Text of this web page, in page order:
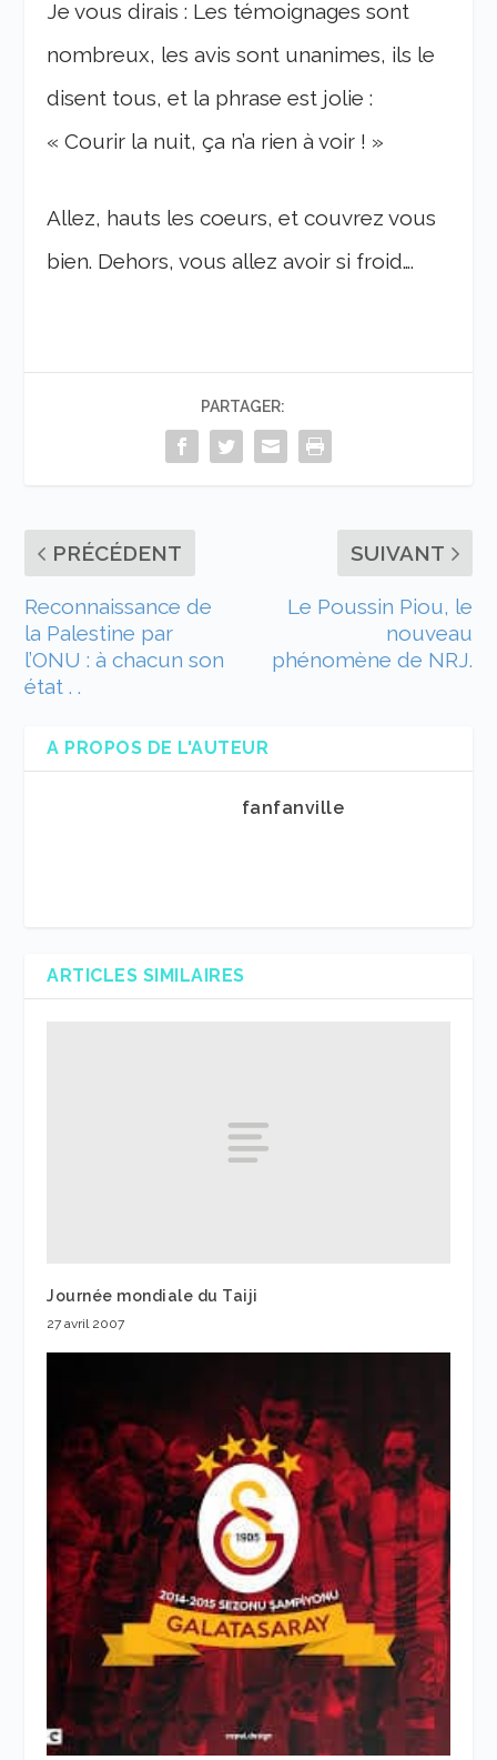
Je vous dirais : Les témoignages sont
nombreux, les avis sont unanimes, ils le
disent tous, et la phrase est jolie :
« Courir la nuit, ça n’a rien à voir ! »
Allez, hauts les coeurs, et couvrez vous
bien. Dehors, vous allez avoir si froid….
PARTAGER:
PRÉCÉDENT
Reconnaissance de
la Palestine par
l’ONU : à chacun son
état . .
SUIVANT
Le Poussin Piou, le
nouveau
phénomène de NRJ.
A PROPOS DE L'AUTEUR
fanfanville
ARTICLES SIMILAIRES
Journée mondiale du Taiji
27 avril 2007